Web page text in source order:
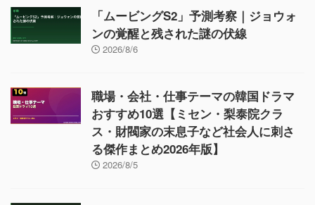
「ムービングS2」予測考察｜ジョウォ
ンの覚醒と残された謎の伏線
2026/8/6
職場・会社・仕事テーマの韓国ドラマ
おすすめ10選【ミセン・梨泰院クラ
ス・財閥家の末息子など社会人に刺さ
る傑作まとめ2026年版】
2026/8/5